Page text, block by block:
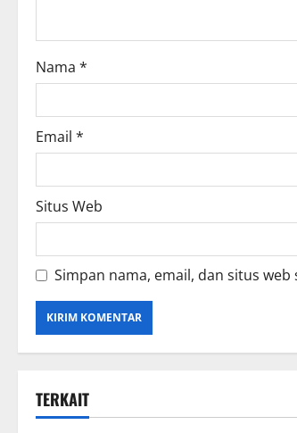
Nama *
Email *
Situs Web
Simpan nama, email, dan situs
TERKAIT